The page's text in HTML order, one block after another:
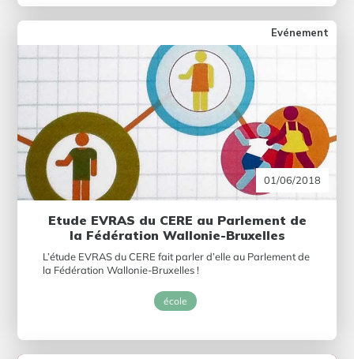
Evénement
01/06/2018
Etude EVRAS du CERE au Parlement de
la Fédération Wallonie-Bruxelles
L’étude EVRAS du CERE fait parler d’elle au Parlement de
la Fédération Wallonie-Bruxelles !
école